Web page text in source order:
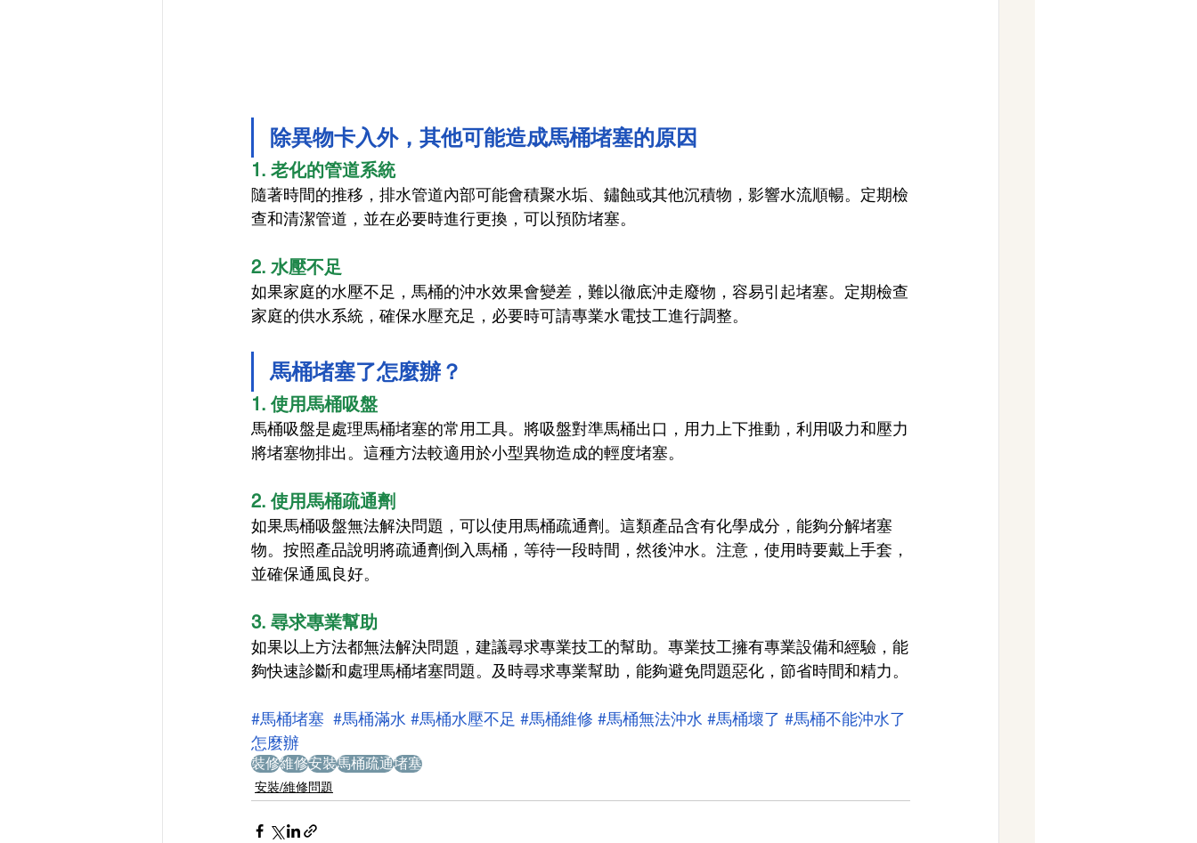
除異物卡入外，其他可能造成馬桶堵塞的原因
1. 老化的管道系統
隨著時間的推移，排水管道內部可能會積聚水垢、鏽蝕或其他沉積物，影響水流順暢。定期檢
查和清潔管道，並在必要時進行更換，可以預防堵塞。
2. 水壓不足
如果家庭的水壓不足，馬桶的沖水效果會變差，難以徹底沖走廢物，容易引起堵塞。定期檢查
家庭的供水系統，確保水壓充足，必要時可請專業水電技工進行調整。
馬桶堵塞了怎麼辦？
1. 使用馬桶吸盤
馬桶吸盤是處理馬桶堵塞的常用工具。將吸盤對準馬桶出口，用力上下推動，利用吸力和壓力
將堵塞物排出。這種方法較適用於小型異物造成的輕度堵塞。
2. 使用馬桶疏通劑
如果馬桶吸盤無法解決問題，可以使用馬桶疏通劑。這類產品含有化學成分，能夠分解堵塞
物。按照產品說明將疏通劑倒入馬桶，等待一段時間，然後沖水。注意，使用時要戴上手套，
並確保通風良好。
3. 尋求專業幫助
如果以上方法都無法解決問題，建議尋求專業技工的幫助。專業技工擁有專業設備和經驗，能
夠快速診斷和處理馬桶堵塞問題。及時尋求專業幫助，能夠避免問題惡化，節省時間和精力。
#馬桶堵塞 #馬桶滿水 #馬桶水壓不足 #馬桶維修 #馬桶無法沖水 #馬桶壞了 #馬桶不能沖水了
怎麼辦
裝修維修安裝馬桶疏通堵塞
安裝/維修問題